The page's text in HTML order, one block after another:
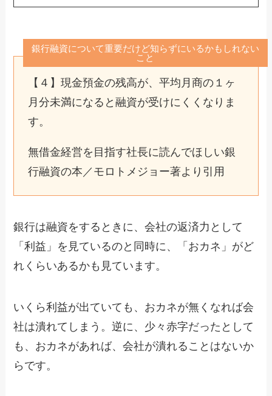
銀行融資について重要だけど知らずにいるかもしれない
こと
【４】現金預金の残高が、平均月商の１ヶ
月分未満になると融資が受けにくくなりま
す。
無借金経営を目指す社長に読んでほしい銀
行融資の本／モロトメジョー著より引用
銀行は融資をするときに、会社の返済力として
「利益」を見ているのと同時に、「おカネ」がど
れくらいあるかも見ています。
いくら利益が出ていても、おカネが無くなれば会
社は潰れてしまう。逆に、少々赤字だったとして
も、おカネがあれば、会社が潰れることはないか
らです。